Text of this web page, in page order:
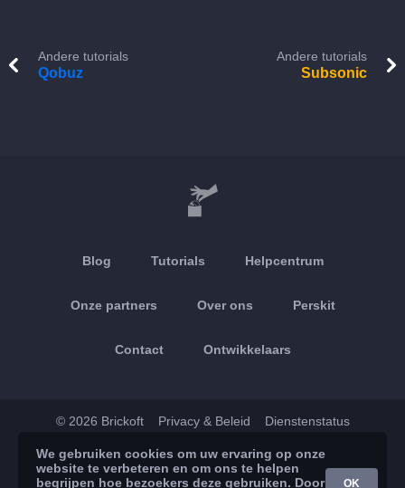
Andere tutorials
Qobuz
Andere tutorials
Subsonic
Blog Tutorials Helpcentrum
Onze partners Over ons Perskit
Contact Ontwikkelaars
© 2026 Brickoft Privacy & Beleid Dienstenstatus
App Store Google Play
We gebruiken cookies om uw ervaring op onze
website te verbeteren en om ons te helpen
begrijpen hoe bezoekers deze gebruiken. Door
OK